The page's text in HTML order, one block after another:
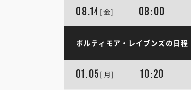
08.14 [金] 08:00
ボルティモア・レイブンズの日程
01.05 [月] 10:20